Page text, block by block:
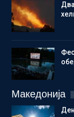
Македонија